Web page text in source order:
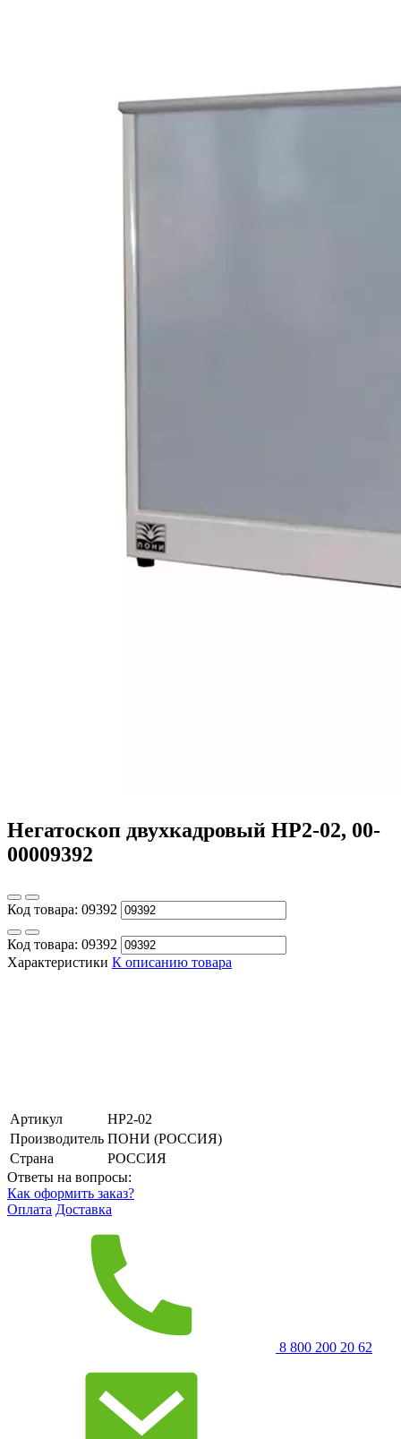
Негатоскоп двухкадровый НР2-02, 00-
00009392
Код товара: 09392
Код товара: 09392
Характеристики К описанию товара
Артикул
НР2-02
Производитель ПОНИ (РОССИЯ)
Страна
РОССИЯ
Ответы на вопросы:
Как оформить заказ?
Оплата Доставка
8 800 200 20 62